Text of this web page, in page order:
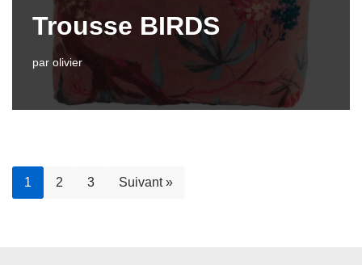
Trousse BIRDS
par olivier
1 2 3 Suivant »